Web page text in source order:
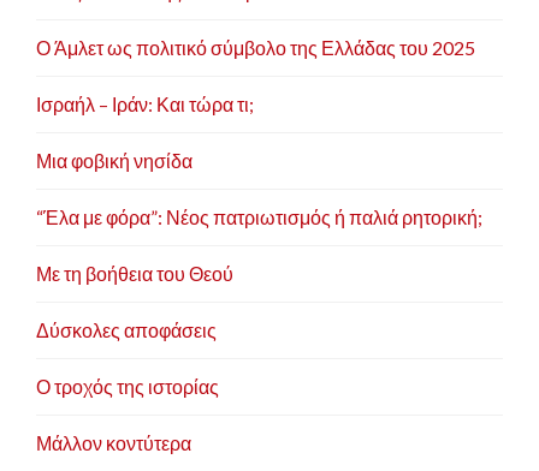
ν
Ο Άμλετ ως πολιτικό σύμβολο της Ελλάδας του 2025
Ισραήλ – Ιράν: Και τώρα τι;
Μια φοβική νησίδα
“Έλα με φόρα”: Νέος πατριωτισμός ή παλιά ρητορική;
Με τη βοήθεια του Θεού
Δύσκολες αποφάσεις
Ο τροχός της ιστορίας
Μάλλον κοντύτερα